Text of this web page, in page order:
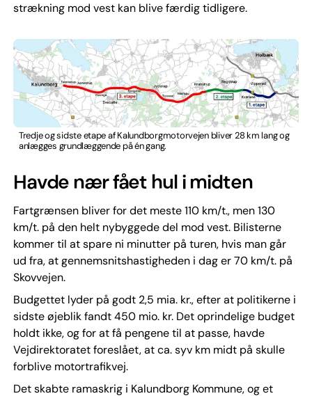
strækning mod vest kan blive færdig tidligere.
Tredje og sidste etape af Kalundborgmotorvejen bliver 28 km lang og
anlægges grundlæggende på én gang.
Havde nær fået hul i midten
Fartgrænsen bliver for det meste 110 km/t., men 130
km/t. på den helt nybyggede del mod vest. Bilisterne
kommer til at spare ni minutter på turen, hvis man går
ud fra, at gennemsnitshastigheden i dag er 70 km/t. på
Skovvejen.
Budgettet lyder på godt 2,5 mia. kr., efter at politikerne i
sidste øjeblik fandt 450 mio. kr. Det oprindelige budget
holdt ikke, og for at få pengene til at passe, havde
Vejdirektoratet foreslået, at ca. syv km midt på skulle
forblive motortrafikvej.
Det skabte ramaskrig i Kalundborg Kommune, og et